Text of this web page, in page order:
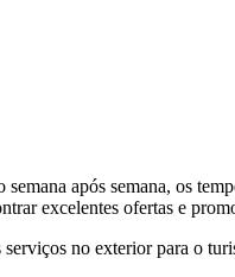
após semana, os
excelentes ofertas e
no exterior para o